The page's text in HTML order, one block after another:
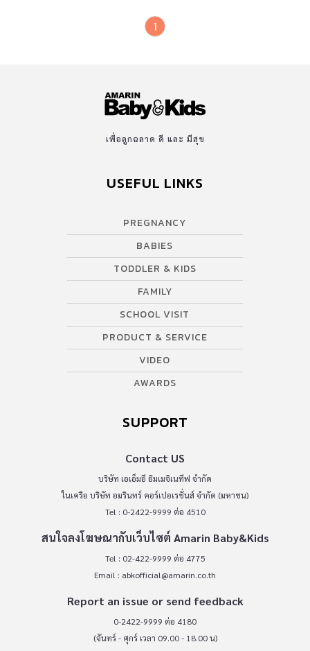
ความรักที่ดำเนินกันไปได้เรื่อย ๆ สุขภาพ: ระวังโรคประจำตัวกำเริบ คน
ข้าม เราทำในส่วนของเราให้เต็มที่ก็พอ การเงิน: การเงินลงตัวดี หมุนได้
เรื่อย ๆ ในบางคน มีโอกาสที่จะได้โชคลาภ ถูกรางวัลเล็ก […]
1
เพื่อลูกฉลาด ดี และ มีสุข
USEFUL LINKS
PREGNANCY
BABIES
TODDLER & KIDS
FAMILY
SCHOOL VISIT
PRODUCT & SERVICE
VIDEO
AWARDS
SUPPORT
Contact US
บริษัท เอเอ็มอี อิมเมจิเนทีฟ จำกัด
ในเครือ บริษัท อมรินทร์ คอร์เปอเรชั่นส์ จำกัด (มหาชน)
Tel : 0-2422-9999 ต่อ 4510
สนใจลงโฆษณากับเว็บไซต์ Amarin Baby&Kids
Tel : 02-422-9999 ต่อ 4775
Email : abkofficial@amarin.co.th
Report an issue or send feedback
0-2422-9999 ต่อ 4180
(จันทร์ - ศุกร์ เวลา 09.00 - 18.00 น)